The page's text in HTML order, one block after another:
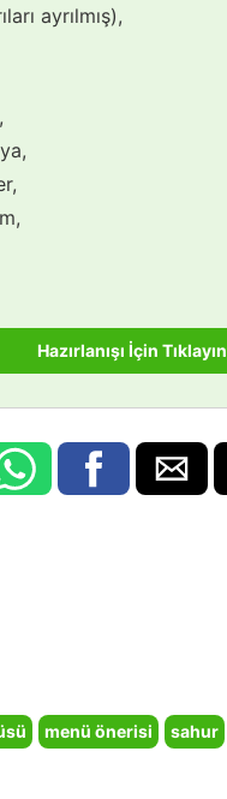
ayrılmış),
Hazırlanışı İçin Tıklayın
menü önerisi sahur